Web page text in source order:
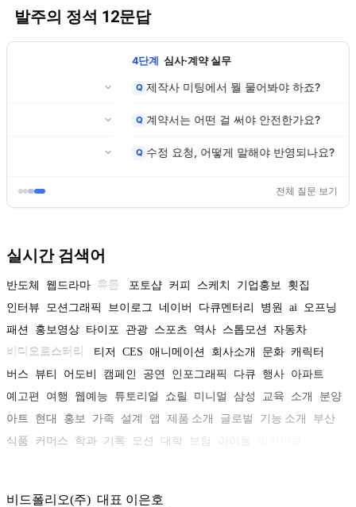
발주의 정석 12문답
제작사 미팅에서 뭘 물어봐야 하죠?
계약서는 어떤 걸 써야 안전한가요?
수정 요청, 어떻게 말해야 반영되나요?
전체 질문 보기
실시간 검색어
반도체 웹드라마 휴롬 포토샵 커피 스케치 기업홍보
횟집
인터뷰
모션그래픽 브이로그 네이버 다큐멘터리 병원 ai
오프닝
패션
홍보영상 타이포 관광 스포츠 역사 스톱모션
자동차
비디오로스터리
티저 CES 애니메이션 회사소개 문화 캐릭터
버스
뷰티 어도비 캠페인 공연 인포그래픽 다큐 행사 아파트
예고편
여행 웹예능 튜토리얼 쇼릴 미니멀 삼성 교육 소개
분양
아트
현대 홍보 가족 설계 앱 제품 소개 글로벌 기능 소개
부산
식품
커머스 학과 기록 모션 대학 보험
비드폴리오(주) 대표 이은호